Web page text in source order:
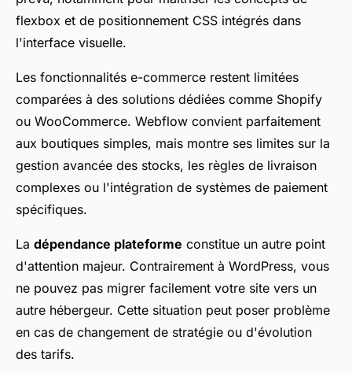
flexbox et de positionnement CSS intégrés dans
l'interface visuelle.
Les fonctionnalités e-commerce restent limitées
comparées à des solutions dédiées comme Shopify
ou WooCommerce. Webflow convient parfaitement
aux boutiques simples, mais montre ses limites sur la
gestion avancée des stocks, les règles de livraison
complexes ou l'intégration de systèmes de paiement
spécifiques.
La dépendance plateforme constitue un autre point
d'attention majeur. Contrairement à WordPress, vous
ne pouvez pas migrer facilement votre site vers un
autre hébergeur. Cette situation peut poser problème
en cas de changement de stratégie ou d'évolution
des tarifs.